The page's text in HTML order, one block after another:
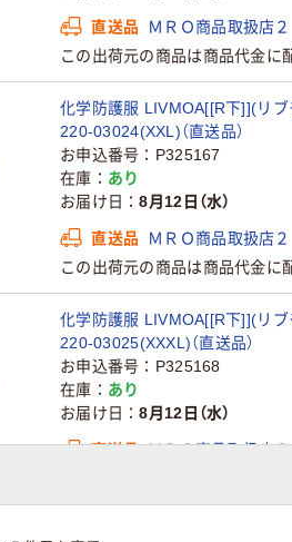
直送品
ＭＲＯ商品取扱店２
この出荷元の商品は商品代金に
化学防護服 LIVMOA[[R下]](リ
220-03024(XXL)（直送品）
お申込番号
P325167
在庫
あり
お届け日
8月12日（水）
直送品
ＭＲＯ商品取扱店２
この出荷元の商品は商品代金に
化学防護服 LIVMOA[[R下]](リ
220-03025(XXXL)（直送品）
お申込番号
P325168
在庫
あり
お届け日
8月12日（水）
直送品 ＭＲＯ商品取扱店２